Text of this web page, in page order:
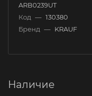
ARB0239UT
Код — 130380
Бренд — KRAUF
Наличие